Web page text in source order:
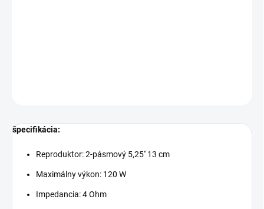
špecifikácia:
Reproduktor: 2-pásmový 5,25'' 13 cm
Maximálny výkon: 120 W
Impedancia: 4 Ohm